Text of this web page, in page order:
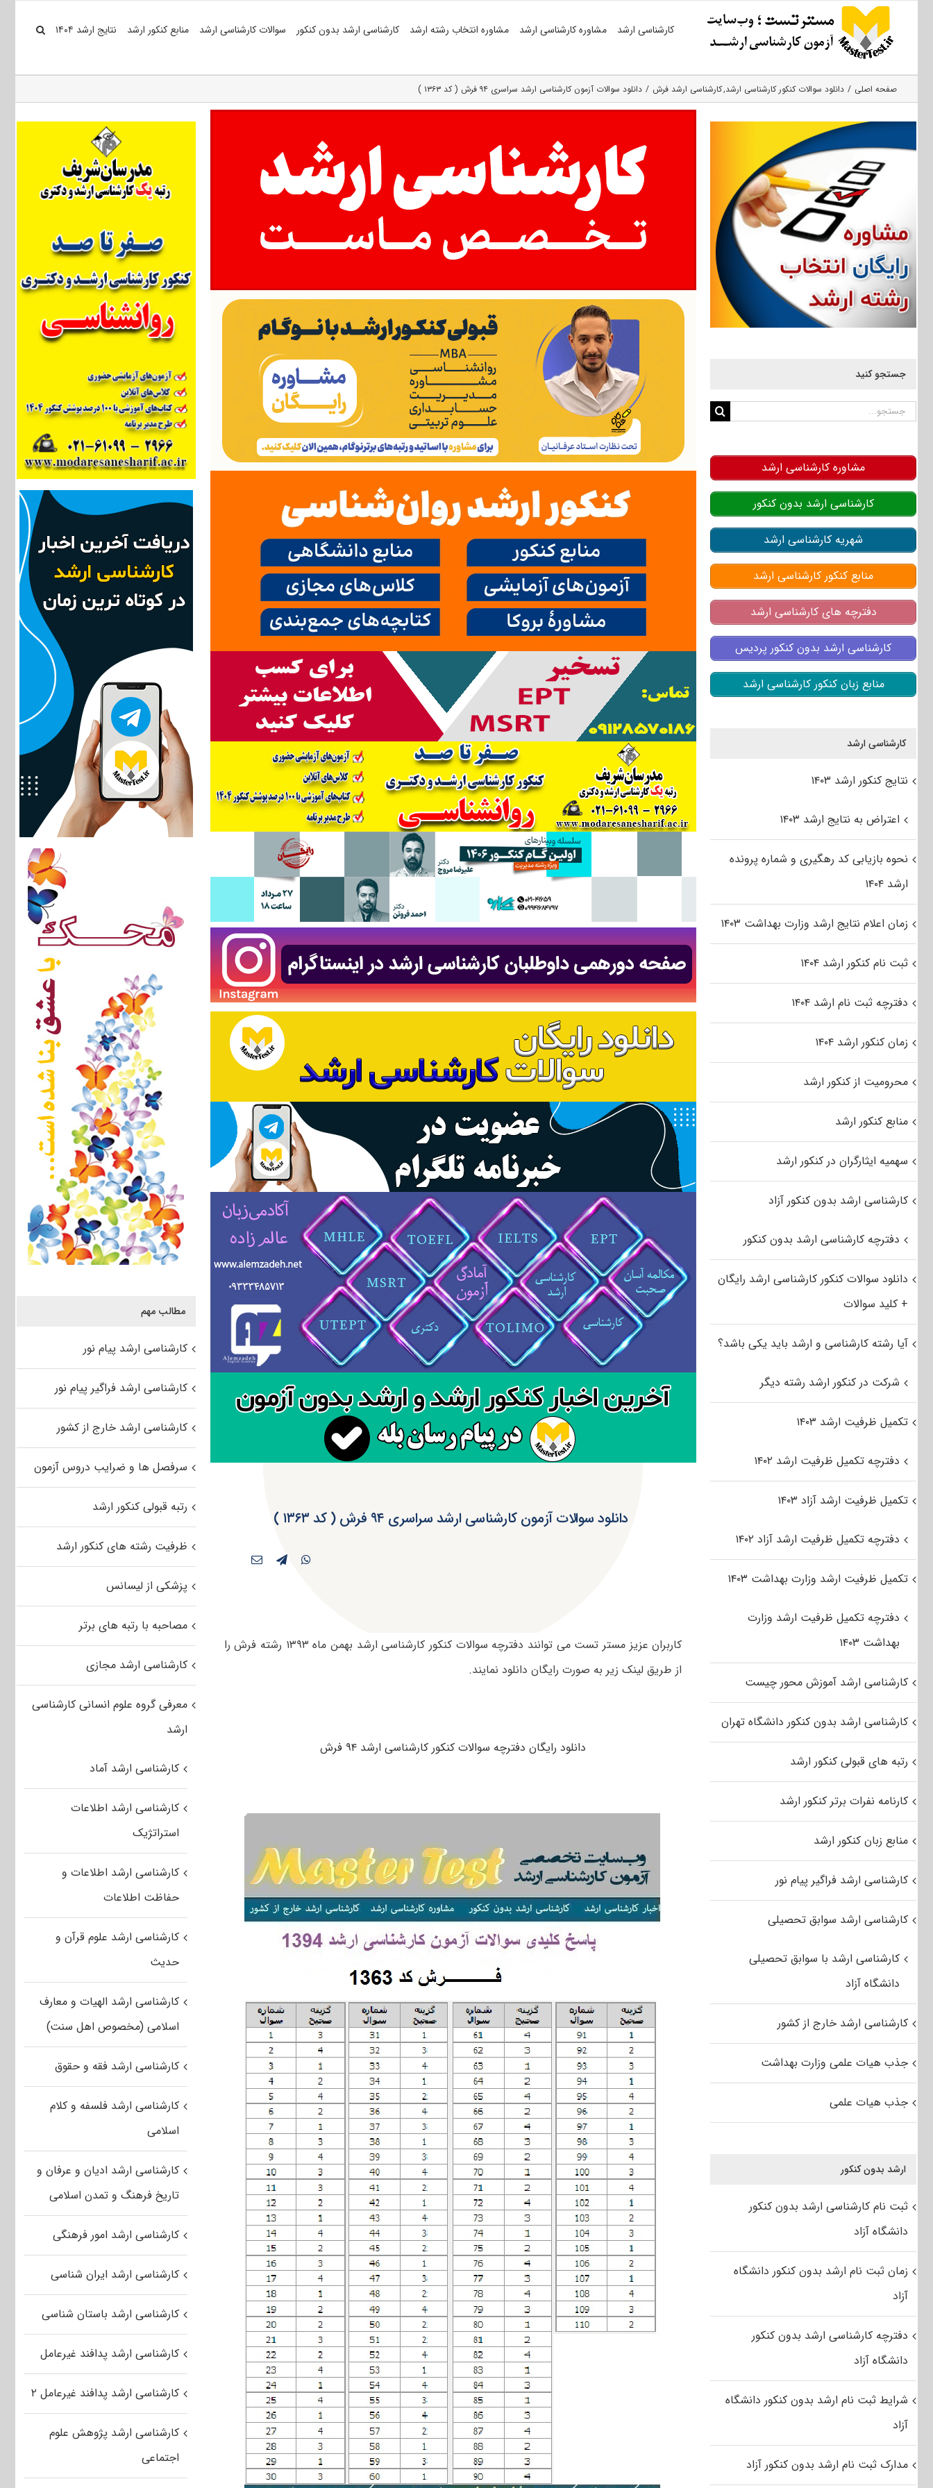
کارشناسی ارشد مشاوره کارشناسی ارشد مشاوره انتخاب رشته ارشد کارشناسی ارشد بدون کنکور سوالات کارشناسی ارشد منابع کنکور ارشد نتایج ارشد ۱۴۰۴
صفحه اصلی دانلود سوالات کنکور کارشناسی ارشد کارشناسی ارشد فرش دانلود سوالات آزمون کارشناسی ارشد سراسری ۹۴ فرش ( کد ۱۳۶۳ )
دانلود سوالات آزمون کارشناسی ارشد سراسری ۹۴ فرش ( کد ۱۳۶۳ )
کاربران عزیز مستر تست می توانند دفترچه سوالات کنکور کارشناسی ارشد بهمن ماه ۱۳۹۳ رشته فرش را
از طریق لینک زیر به صورت رایگان دانلود نمایند.
دانلود رایگان دفترچه سوالات کنکور کارشناسی ارشد ۹۴ فرش
مطالب مهم
کارشناسی ارشد پیام نور
کارشناسی ارشد فراگیر پیام نور
کارشناسی ارشد خارج از کشور
سرفصل ها و ضرایب دروس آزمون
رتبه قبولی کنکور ارشد
ظرفیت رشته های کنکور ارشد
پزشکی از لیسانس
مصاحبه با رتبه های برتر
کارشناسی ارشد مجازی
معرفی گروه علوم انسانی کارشناسی
ارشد
کارشناسی ارشد آماد
کارشناسی ارشد اطلاعات
استراتژیک
کارشناسی ارشد اطلاعات و
حفاظت اطلاعات
کارشناسی ارشد علوم قرآن و
حدیث
کارشناسی ارشد الهیات و معارف
اسلامی (مخصوص اهل سنت)
کارشناسی ارشد فقه و حقوق
کارشناسی ارشد فلسفه و کلام
اسلامی
کارشناسی ارشد ادیان و عرفان و
تاریخ فرهنگ و تمدن اسلامی
کارشناسی ارشد امور فرهنگی
کارشناسی ارشد ایران شناسی
کارشناسی ارشد باستان شناسی
کارشناسی ارشد پدافند غیرعامل
کارشناسی ارشد پدافند غیرعامل ۲
کارشناسی ارشد پژوهش علوم
اجتماعی
جستجو کنید
جستجو
مشاوره کارشناسی ارشد
کارشناسی ارشد بدون کنکور
شهریه کارشناسی ارشد
منابع کنکور کارشناسی ارشد
دفترچه های کارشناسی ارشد
کارشناسی ارشد بدون کنکور پردیس
منابع زبان کنکور کارشناسی ارشد
کارشناسی ارشد
نتایج کنکور ارشد ۱۴۰۳
اعتراض به نتایج ارشد ۱۴۰۳
نحوه بازیابی کد رهگیری و شماره پرونده
ارشد ۱۴۰۴
زمان اعلام نتایج ارشد وزارت بهداشت ۱۴۰۳
ثبت نام کنکور ارشد ۱۴۰۴
دفترچه ثبت نام ارشد ۱۴۰۴
زمان کنکور ارشد ۱۴۰۴
محرومیت از کنکور ارشد
منابع کنکور ارشد
سهمیه ایثارگران در کنکور ارشد
کارشناسی ارشد بدون کنکور آزاد
دفترچه کارشناسی ارشد بدون کنکور
دانلود سوالات کنکور کارشناسی ارشد رایگان
+ کلید سوالات
آیا رشته کارشناسی و ارشد باید یکی باشد؟
شرکت در کنکور ارشد رشته دیگر
تکمیل ظرفیت ارشد ۱۴۰۳
دفترچه تکمیل ظرفیت ارشد ۱۴۰۲
تکمیل ظرفیت ارشد آزاد ۱۴۰۳
دفترچه تکمیل ظرفیت ارشد آزاد ۱۴۰۲
تکمیل ظرفیت ارشد وزارت بهداشت ۱۴۰۳
دفترچه تکمیل ظرفیت ارشد وزارت
بهداشت ۱۴۰۳
کارشناسی ارشد آموزش محور چیست
کارشناسی ارشد بدون کنکور دانشگاه تهران
رتبه های قبولی کنکور ارشد
کارنامه نفرات برتر کنکور ارشد
منابع زبان کنکور ارشد
کارشناسی ارشد فراگیر پیام نور
کارشناسی ارشد سوابق تحصیلی
کارشناسی ارشد با سوابق تحصیلی
دانشگاه آزاد
کارشناسی ارشد خارج از کشور
جذب هیات علمی وزارت بهداشت
جذب هیات علمی
ارشد بدون کنکور
ثبت نام کارشناسی ارشد بدون کنکور
دانشگاه آزاد
زمان ثبت نام ارشد بدون کنکور دانشگاه
آزاد
دفترچه کارشناسی ارشد بدون کنکور
دانشگاه آزاد
شرایط ثبت نام ارشد بدون کنکور دانشگاه
آزاد
مدارک ثبت نام ارشد بدون کنکور آزاد